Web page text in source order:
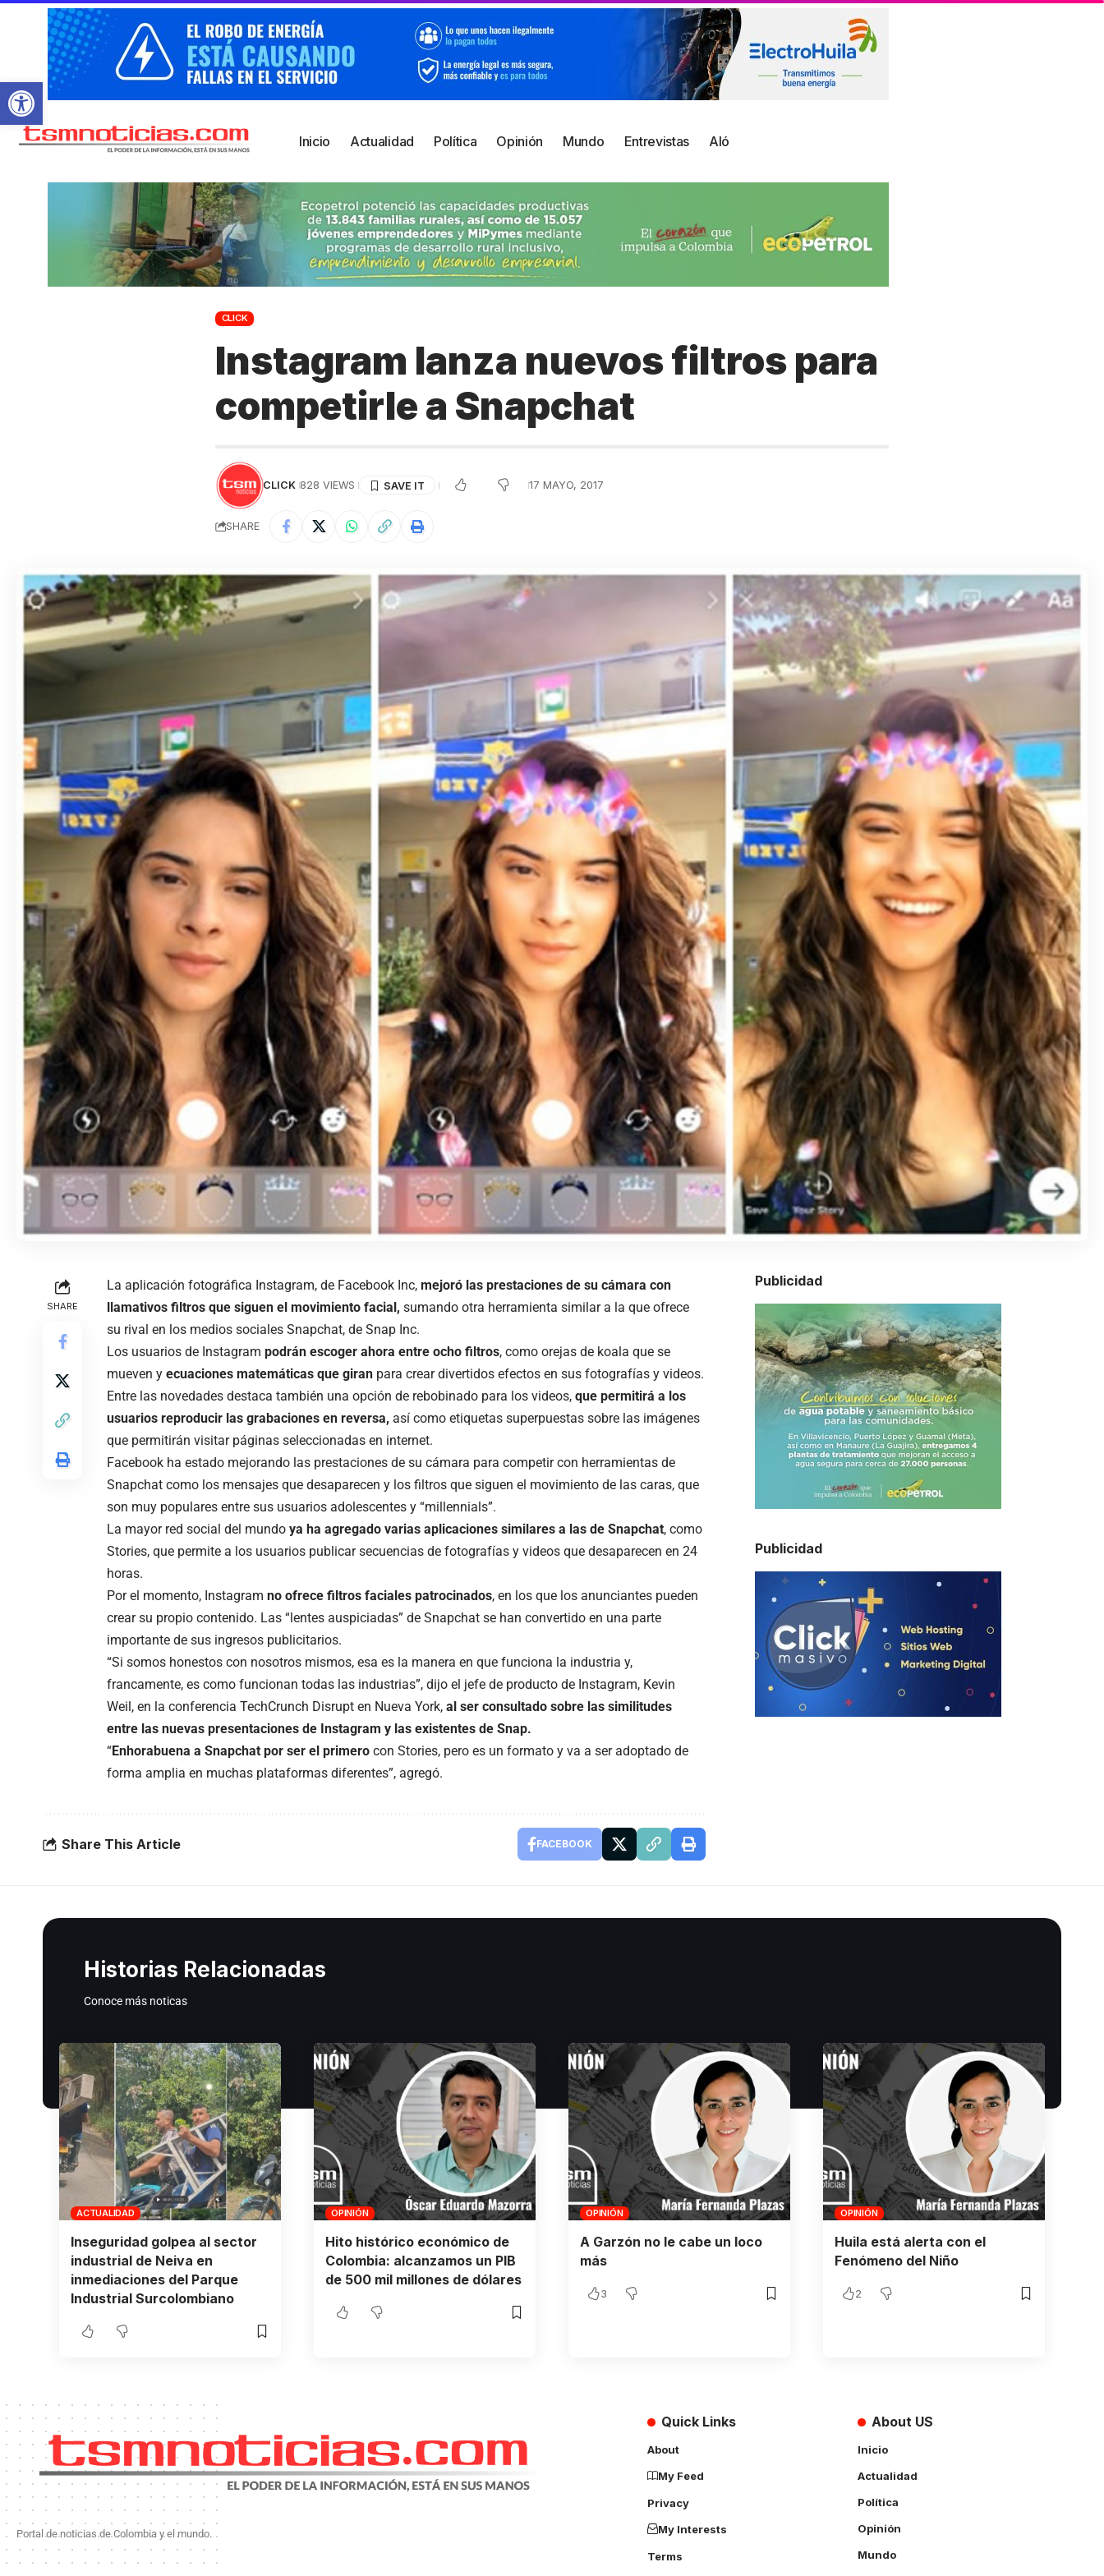
Abrir barra de herramientas
Inicio Actualidad Política Opinión Mundo Entrevistas Aló
CLICK
Instagram lanza nuevos filtros para
competirle a Snapchat
CLICK 828 VIEWS 17 MAYO, 2017
SHARE
SHARE
La aplicación fotográfica Instagram, de Facebook Inc, mejoró las prestaciones de su cámara con
llamativos filtros que siguen el movimiento facial, sumando otra herramienta similar a la que ofrece
su rival en los medios sociales Snapchat, de Snap Inc.
Los usuarios de Instagram podrán escoger ahora entre ocho filtros, como orejas de koala que se
mueven y ecuaciones matemáticas que giran para crear divertidos efectos en sus fotografías y videos.
Entre las novedades destaca también una opción de rebobinado para los videos, que permitirá a los
usuarios reproducir las grabaciones en reversa, así como etiquetas superpuestas sobre las imágenes
que permitirán visitar páginas seleccionadas en internet.
Facebook ha estado mejorando las prestaciones de su cámara para competir con herramientas de
Snapchat como los mensajes que desaparecen y los filtros que siguen el movimiento de las caras, que
son muy populares entre sus usuarios adolescentes y “millennials”.
La mayor red social del mundo ya ha agregado varias aplicaciones similares a las de Snapchat, como
Stories, que permite a los usuarios publicar secuencias de fotografías y videos que desaparecen en 24
horas.
Por el momento, Instagram no ofrece filtros faciales patrocinados, en los que los anunciantes pueden
crear su propio contenido. Las “lentes auspiciadas” de Snapchat se han convertido en una parte
importante de sus ingresos publicitarios.
“Si somos honestos con nosotros mismos, esa es la manera en que funciona la industria y,
francamente, es como funcionan todas las industrias”, dijo el jefe de producto de Instagram, Kevin
Weil, en la conferencia TechCrunch Disrupt en Nueva York, al ser consultado sobre las similitudes
entre las nuevas presentaciones de Instagram y las existentes de Snap.
“Enhorabuena a Snapchat por ser el primero con Stories, pero es un formato y va a ser adoptado de
forma amplia en muchas plataformas diferentes”, agregó.
Share This Article FACEBOOK
Publicidad
Publicidad
Historias Relacionadas
Conoce más noticas
ACTUALIDAD
Inseguridad golpea al sector
industrial de Neiva en
inmediaciones del Parque
Industrial Surcolombiano
OPINIÓN
Hito histórico económico de
Colombia: alcanzamos un PIB
de 500 mil millones de dólares
OPINIÓN
A Garzón no le cabe un loco
más
3
OPINIÓN
Huila está alerta con el
Fenómeno del Niño
2
Portal de noticias de Colombia y el mundo.
Quick Links
About
My Feed
Privacy
My Interests
Terms
About US
Inicio
Actualidad
Política
Opinión
Mundo